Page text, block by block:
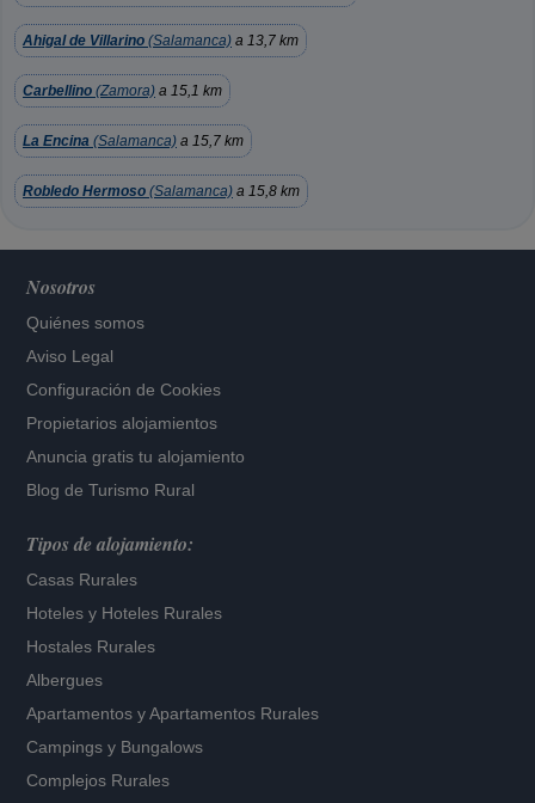
Ahigal de Villarino (Salamanca) a 13,7 km
Carbellino (Zamora) a 15,1 km
La Encina (Salamanca) a 15,7 km
Robledo Hermoso (Salamanca) a 15,8 km
Nosotros
Quiénes somos
Aviso Legal
Configuración de Cookies
Propietarios alojamientos
Anuncia gratis tu alojamiento
Blog de Turismo Rural
Tipos de alojamiento:
Casas Rurales
Hoteles y Hoteles Rurales
Hostales Rurales
Albergues
Apartamentos yApartamentos Rurales
Campings y Bungalows
Complejos Rurales